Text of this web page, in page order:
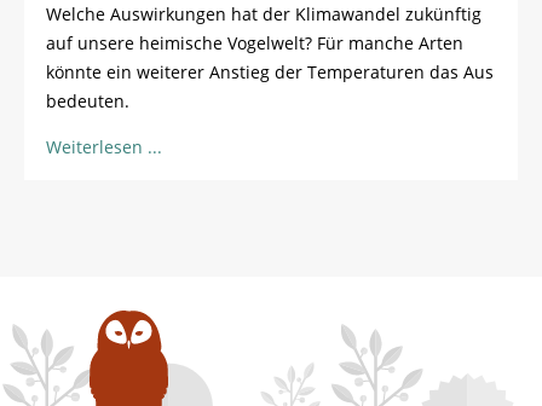
Welche Auswirkungen hat der Klimawandel zukünftig
auf unsere heimische Vogelwelt? Für manche Arten
könnte ein weiterer Anstieg der Temperaturen das Aus
bedeuten.
Weiterlesen